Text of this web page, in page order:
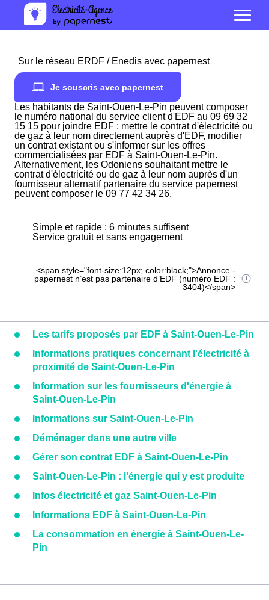
Sur le réseau ERDF / Enedis avec papernest
Je souscris avec papernest
Les habitants de Saint-Ouen-Le-Pin peuvent composer
le numéro national du service client d'EDF au 09 69 32
15 15 pour joindre EDF : mettre le contrat d'électricité ou
de gaz à leur nom directement auprès d'EDF, modifier
un contrat existant ou s'informer sur les offres
commercialisées par EDF à Saint-Ouen-Le-Pin.
Alternativement, les Odoniens souhaitant mettre le
contrat d'électricité ou de gaz à leur nom auprès d'un
fournisseur alternatif partenaire du service papernest
peuvent composer le 09 77 42 34 26.
Simple et rapide : 6 minutes suffisent
Service gratuit et sans engagement
<span style="font-size:12px; color:black;">Annonce -
papernest n’est pas partenaire d’EDF (numéro EDF :
3404)</span>
Les tarifs proposés par EDF à Saint-Ouen-Le-Pin
Informations pratiques concernant l'électricité à
proximité de Saint-Ouen-Le-Pin
Information sur les fournisseurs d'énergie à
Saint-Ouen-Le-Pin
Informations sur Saint-Ouen-Le-Pin
Déménager dans une autre ville
Gérer son contrat EDF à Saint-Ouen-Le-Pin
Saint-Ouen-Le-Pin : l'énergie qui y est produite
Infos électricité et gaz Saint-Ouen-Le-Pin
Informations EDF à Saint-Ouen-Le-Pin
La consommation en énergie à Saint-Ouen-Le-
Pin